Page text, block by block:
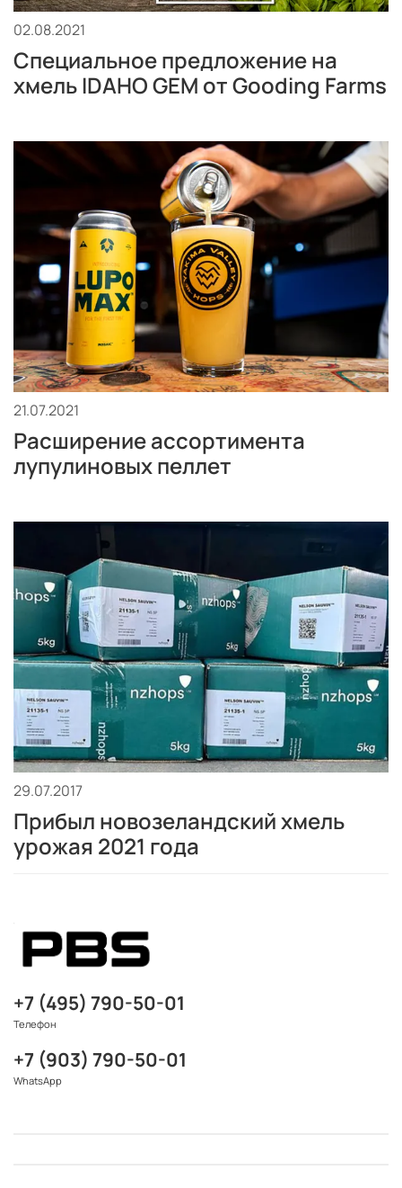
02.08.2021
Специальное предложение на
хмель IDAHO GEM от Gooding Farms
21.07.2021
Расширение ассортимента
лупулиновых пеллет
29.07.2017
Прибыл новозеландский хмель
урожая 2021 года
+7 (495) 790-50-01
Телефон
+7 (903) 790-50-01
WhatsApp